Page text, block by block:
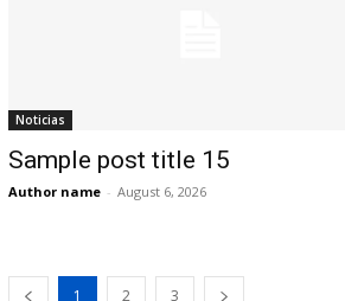
Noticias
Sample post title 15
Author name - August 6, 2026
1 2 3